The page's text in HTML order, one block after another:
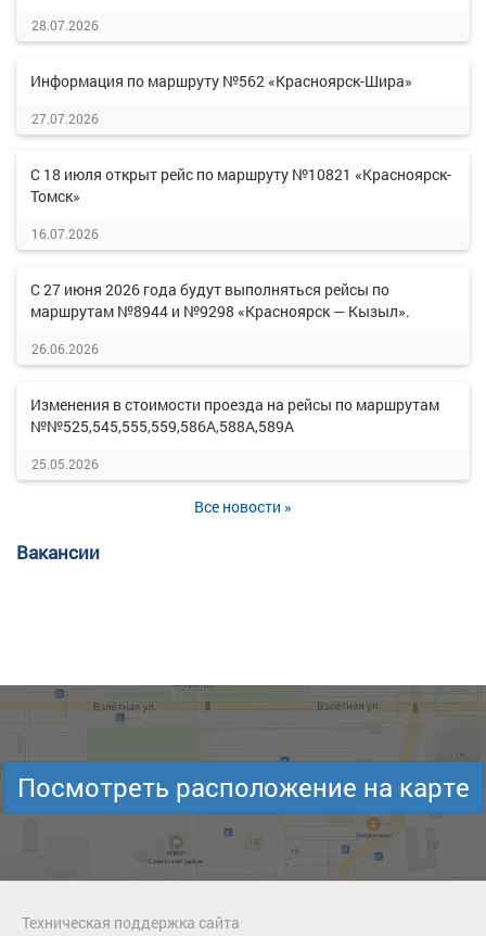
28.07.2026
Информация по маршруту №562 «Красноярск-Шира»
27.07.2026
С 18 июля открыт рейс по маршруту №10821 «Красноярск-
Томск»
16.07.2026
С 27 июня 2026 года будут выполняться рейсы по
маршрутам №8944 и №9298 «Красноярск — Кызыл».
26.06.2026
Изменения в стоимости проезда на рейсы по маршрутам
№№525,545,555,559,586А,588А,589А
25.05.2026
Все новости »
Вакансии
Посмотреть расположение на карте
Техническая поддержка сайта